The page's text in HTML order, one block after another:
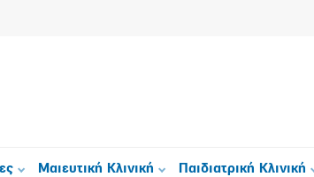
Μαιευτική Κλινική Παιδιατρική Κλινική